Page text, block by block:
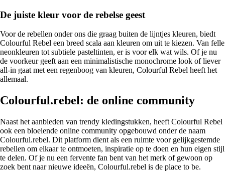
De juiste kleur voor de rebelse geest
Voor de rebellen onder ons die graag buiten de lijntjes kleuren, biedt
Colourful Rebel een breed scala aan kleuren om uit te kiezen. Van felle
neonkleuren tot subtiele pasteltinten, er is voor elk wat wils. Of je nu
de voorkeur geeft aan een minimalistische monochrome look of liever
all-in gaat met een regenboog van kleuren, Colourful Rebel heeft het
allemaal.
Colourful.rebel: de online community
Naast het aanbieden van trendy kledingstukken, heeft Colourful Rebel
ook een bloeiende online community opgebouwd onder de naam
Colourful.rebel. Dit platform dient als een ruimte voor gelijkgestemde
rebellen om elkaar te ontmoeten, inspiratie op te doen en hun eigen stijl
te delen. Of je nu een fervente fan bent van het merk of gewoon op
zoek bent naar nieuwe ideeën, Colourful.rebel is de place to be.